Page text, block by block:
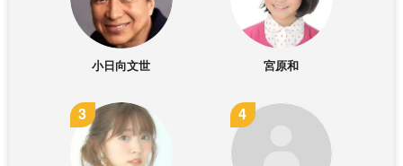
小日向文世 宮原和